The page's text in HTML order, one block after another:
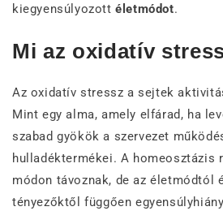
kiegyensúlyozottéletmódot.
Mi az oxidatív
Az oxidatív stressz a sejtek
Mint egy alma, amely elfárad, ha
szabad gyökök a szervezet
hulladéktermékei. A homeosztázis
módon távoznak, de az életmódtól
tényezőktől függően